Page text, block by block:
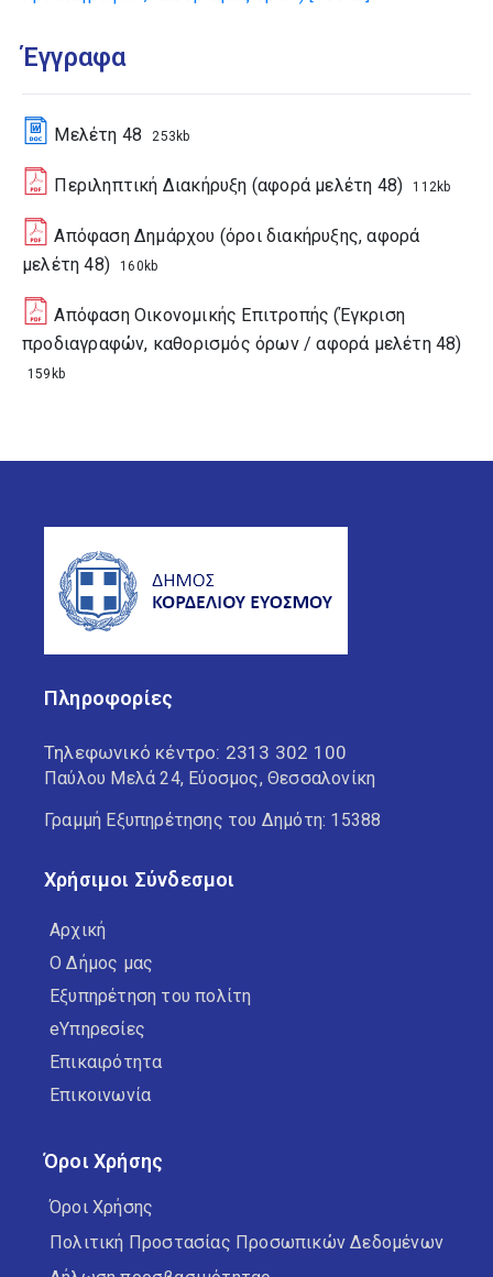
Έγγραφα
Μελέτη 48 253kb
Περιληπτική Διακήρυξη (αφορά μελέτη 48) 112kb
Απόφαση Δημάρχου (όροι διακήρυξης, αφορά
μελέτη 48)
160kb
Απόφαση Οικονομικής Επιτροπής (Έγκριση
προδιαγραφών, καθορισμός όρων / αφορά μελέτη 48)
159kb
Πληροφορίες
Τηλεφωνικό κέντρο: 2313 302 100
Παύλου Μελά 24, Εύοσμος, Θεσσαλονίκη
Γραμμή Εξυπηρέτησης του Δημότη: 15388
Χρήσιμοι Σύνδεσμοι
Αρχική
Ο Δήμος μας
Εξυπηρέτηση του πολίτη
eΥπηρεσίες
Επικαιρότητα
Επικοινωνία
Όροι Χρήσης
Όροι Χρήσης
Πολιτική Προστασίας Προσωπικών Δεδομένων